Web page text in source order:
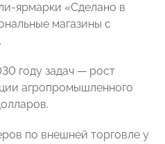
ярмарки «Сделано в
магазины с
году задач — рост
агропромышленного
по внешней торговле у